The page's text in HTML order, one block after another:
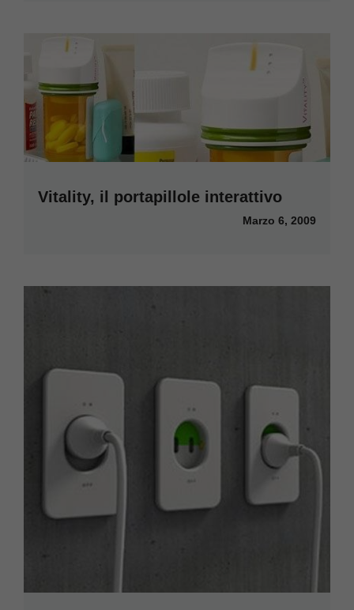
Vitality, il portapillole interattivo
Marzo 6, 2009